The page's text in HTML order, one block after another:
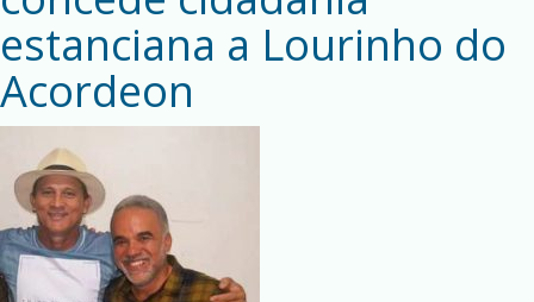
estanciana a Lourinho do
Acordeon